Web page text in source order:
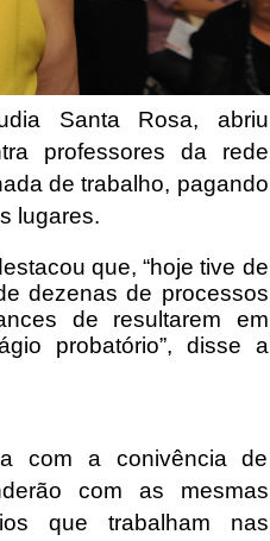
Santa Rosa, abriu
professores da rede
de trabalho, pagando
lugares.
que, “hoje tive de
dezenas de processos
de resultarem em
probatório”, disse a
com a conivência de
com as mesmas
que trabalham nas